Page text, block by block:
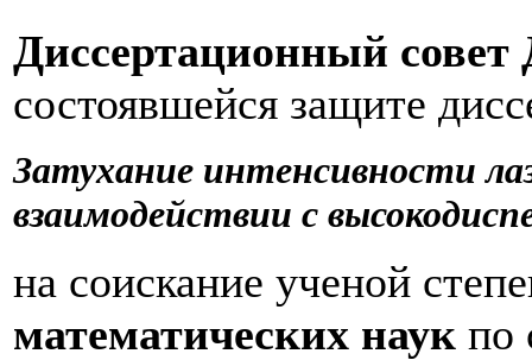
Диссертационный совет
состоявшейся защите
Затухание интенсивности
взаимодействии с
на соискание ученой
математических наук по